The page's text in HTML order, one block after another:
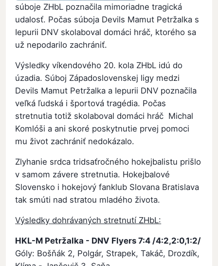
súboje ZHbL poznačila mimoriadne tragická
udalosť. Počas súboja Devils Mamut Petržalka s
Iepurii DNV skolaboval domáci hráč, ktorého sa
už nepodarilo zachrániť.
Výsledky víkendového 20. kola ZHbL idú do
úzadia. Súboj Západoslovenskej ligy medzi
Devils Mamut Petržalka a Iepurii DNV poznačila
veľká ľudská i športová tragédia. Počas
stretnutia totiž skolaboval domáci hráč Michal
Komlóši a ani skoré poskytnutie prvej pomoci
mu život zachrániť nedokázalo.
Zlyhanie srdca tridsaťročného hokejbalistu prišlo
v samom závere stretnutia. Hokejbalové
Slovensko i hokejový fanklub Slovana Bratislava
tak smúti nad stratou mladého života.
Výsledky dohrávaných stretnutí ZHbL:
HKL-M Petržalka - DNV Flyers 7:4 /4:2,2:0,1:2/
Góly: Bošňák 2, Polgár, Strapek, Takáč, Drozdík,